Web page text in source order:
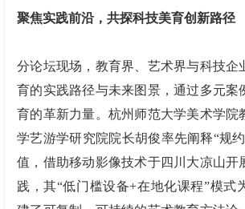
聚焦实践前沿，共探科技美育创新路径
分论坛现场，教育界、艺术界与科技企
育的实践路径与未来图景，通过多元案
育的革新力量。杭州师范大学美术学院
学艺游学研究院院长胡俊率先阐释“规
值，借助移动影像技术于四川大凉山开
践，其“低门槛设备+在地化课程”模式